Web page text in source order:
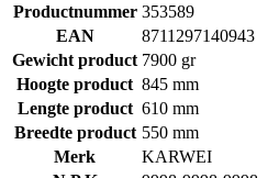
Productnummer 353589
EAN
8711297140943
Gewicht product 7900 gr
Hoogte product 845 mm
Lengte product 610 mm
Breedte product 550 mm
Merk
KARWEI